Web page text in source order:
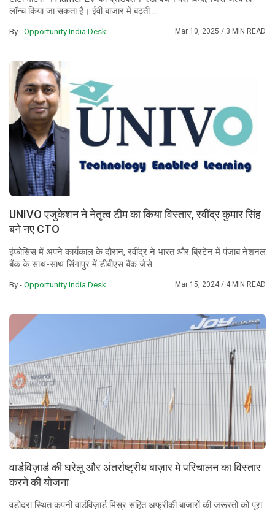
लॉन्च किया जा सकता है। ईवी बाजार में बढ़ती ...
By -Opportunity India Desk Mar 10, 2025 / 3 MIN READ
UNIVO एजुकेशन ने नेतृत्व टीम का किया विस्तार, रवींद्र कुमार सिंह
बने नए CTO
इंफोसिस में अपने कार्यकाल के दौरान, रवींद्र ने भारत और ब्रिटेन में पंजाब नेशनल
बैंक के साथ-साथ सिंगापुर में डीबीएस बैंक जैसे ...
By -Opportunity India Desk Mar 15, 2024 / 4 MIN READ
वार्डविज़ार्ड की घरेलू और अंतर्राष्ट्रीय बाज़ार मे परिचालन का विस्तार
करने की योजना
वडोदरा स्थित कंपनी वार्डविज़ार्ड मिस्र सहित अफ्रीकी बाजारों की जरूरतों को पूरा